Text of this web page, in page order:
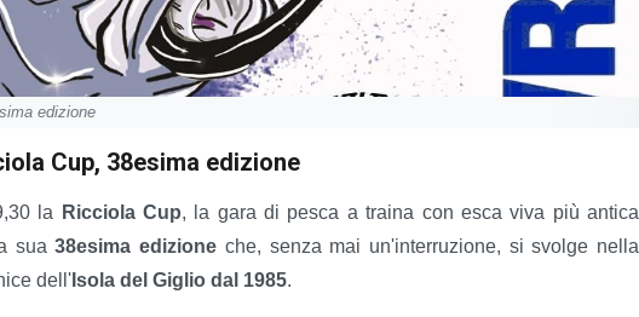
edizione
Cup, 38esima edizione
la Ricciola Cup, la gara di pesca a traina con esca viva più antica
sua38esima edizione che, senza mai un'interruzione, si svolge nella
dell' Isola del Giglio dal 1985.